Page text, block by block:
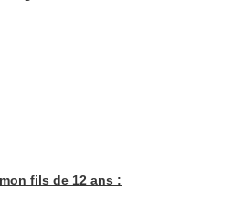
fils de 12 ans :